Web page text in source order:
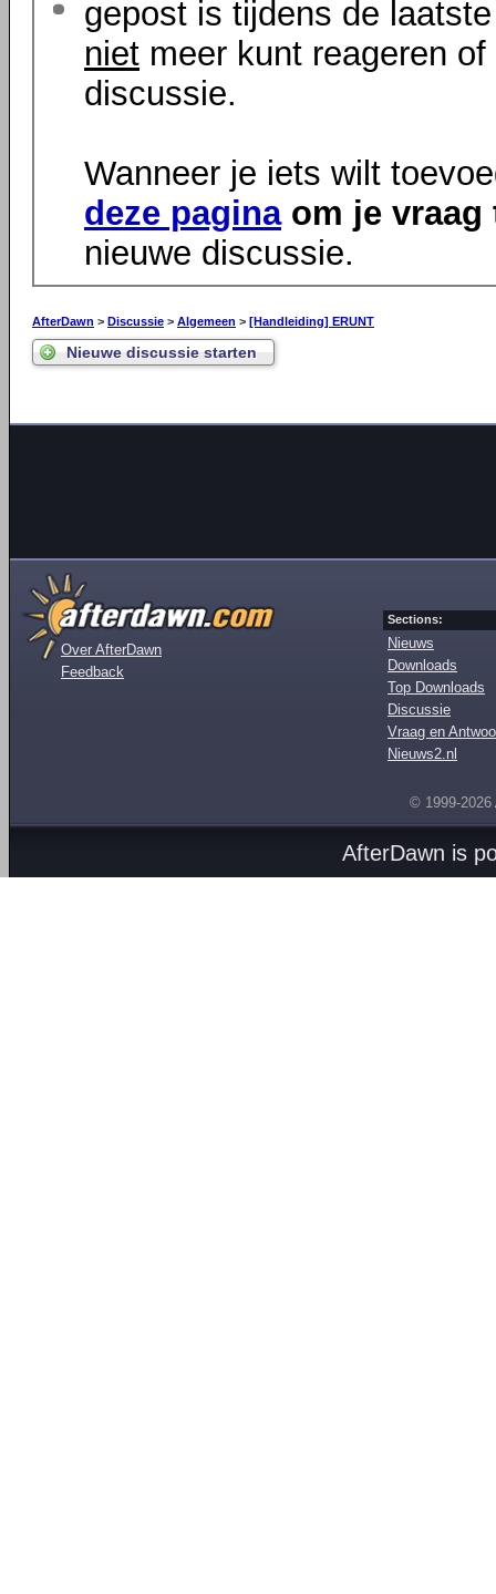
gepost is tijdens de
niet meer kunt reageren
discussie.
Wanneer je iets wilt
deze paginaom je vraag
nieuwe discussie.
AfterDawn > Discussie > Algemeen > [Handleiding] ERUNT
Nieuwe discussie starten
Over AfterDawn
Feedback
Sections:
Nieuws
Downloads
Top Downloads
Discussie
Vraag en
Nieuws2.nl
© 1999-2026
AfterDawn is